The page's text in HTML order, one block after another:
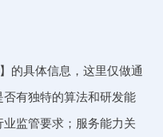
的具体信息，这里仅做通
有独特的算法和研发能
监管要求；服务能力关